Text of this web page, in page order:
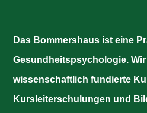
Das Bommershaus ist eine
Gesundheitspsychologie.
wissenschaftlich fundierte
Kursleiterschulungen und